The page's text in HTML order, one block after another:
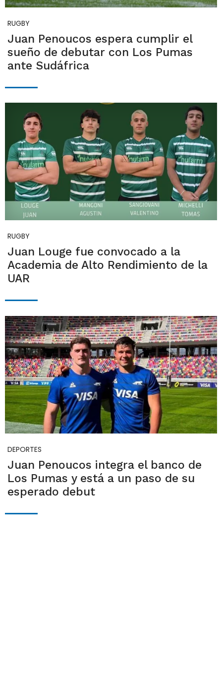
RUGBY
Juan Penoucos espera cumplir el
sueño de debutar con Los Pumas
ante Sudáfrica
RUGBY
Juan Louge fue convocado a la
Academia de Alto Rendimiento de la
UAR
DEPORTES
Juan Penoucos integra el banco de
Los Pumas y está a un paso de su
esperado debut